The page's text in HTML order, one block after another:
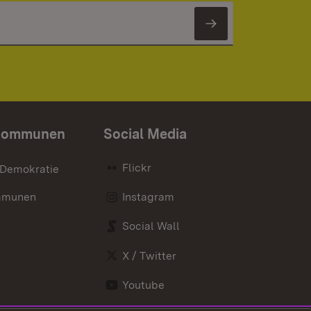
Newsletter
Social Media
Flickr
Instagram
Social Wall
X / Twitter
Youtube